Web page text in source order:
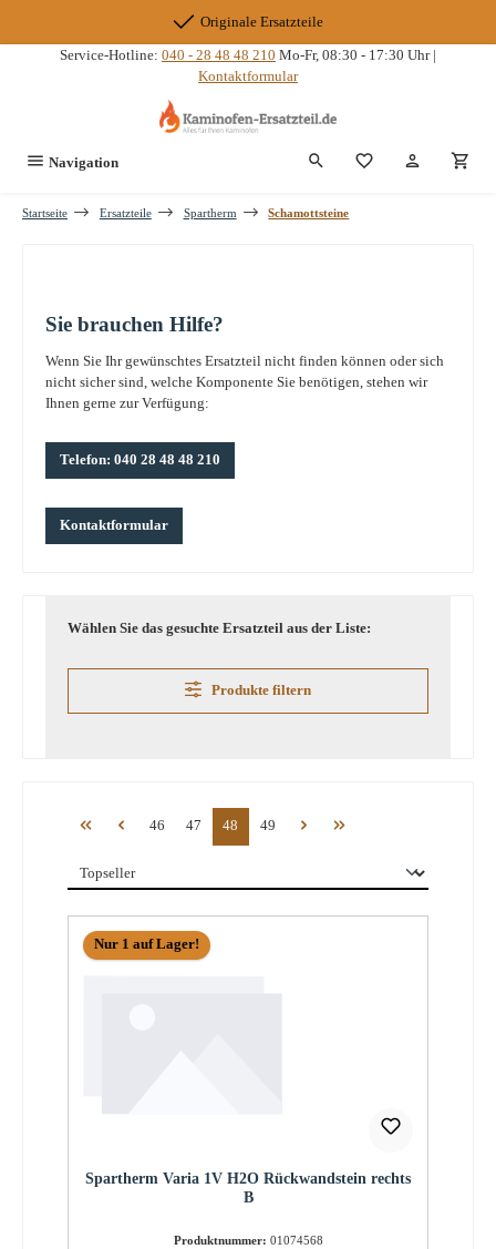
Originale Ersatzteile
Service-Hotline: 040 - 28 48 48 210 Mo-Fr, 08:30 - 17:30 Uhr |
Kontaktformular
Navigation Du hast 0
Startseite Ersatzteile Spartherm Schamottsteine
Sie brauchen Hilfe?
Wenn Sie Ihr gewünschtes Ersatzteil nicht finden können oder sich
nicht sicher sind, welche Komponente Sie benötigen, stehen wir
Ihnen gerne zur Verfügung:
Telefon: 040 28 48 48 210
Kontaktformular
Wählen Sie das gesuchte Ersatzteil aus der Liste:
Produkte filtern
Seite
46 Seite
47 Seite
48 Seite
49
Nur 1 auf Lager!
Spartherm Varia 1V H2O Rückwandstein rechts
B
Produktnummer: 01074568